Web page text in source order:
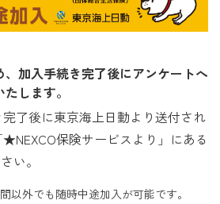
、加入手続き完了後にアンケートへ
します。
了後に東京海上日動より送付され
保険サービスより」にある
い。
以外でも随時中途加入が可能です。